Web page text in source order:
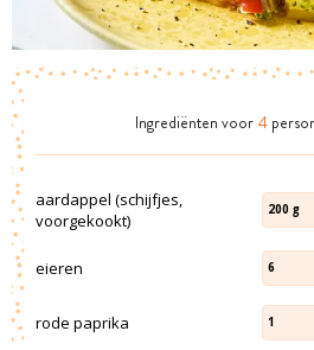
Ingrediënten voor 4
aardappel (schijfjes,
voorgekookt)
200 g
eieren 6
rode paprika 1